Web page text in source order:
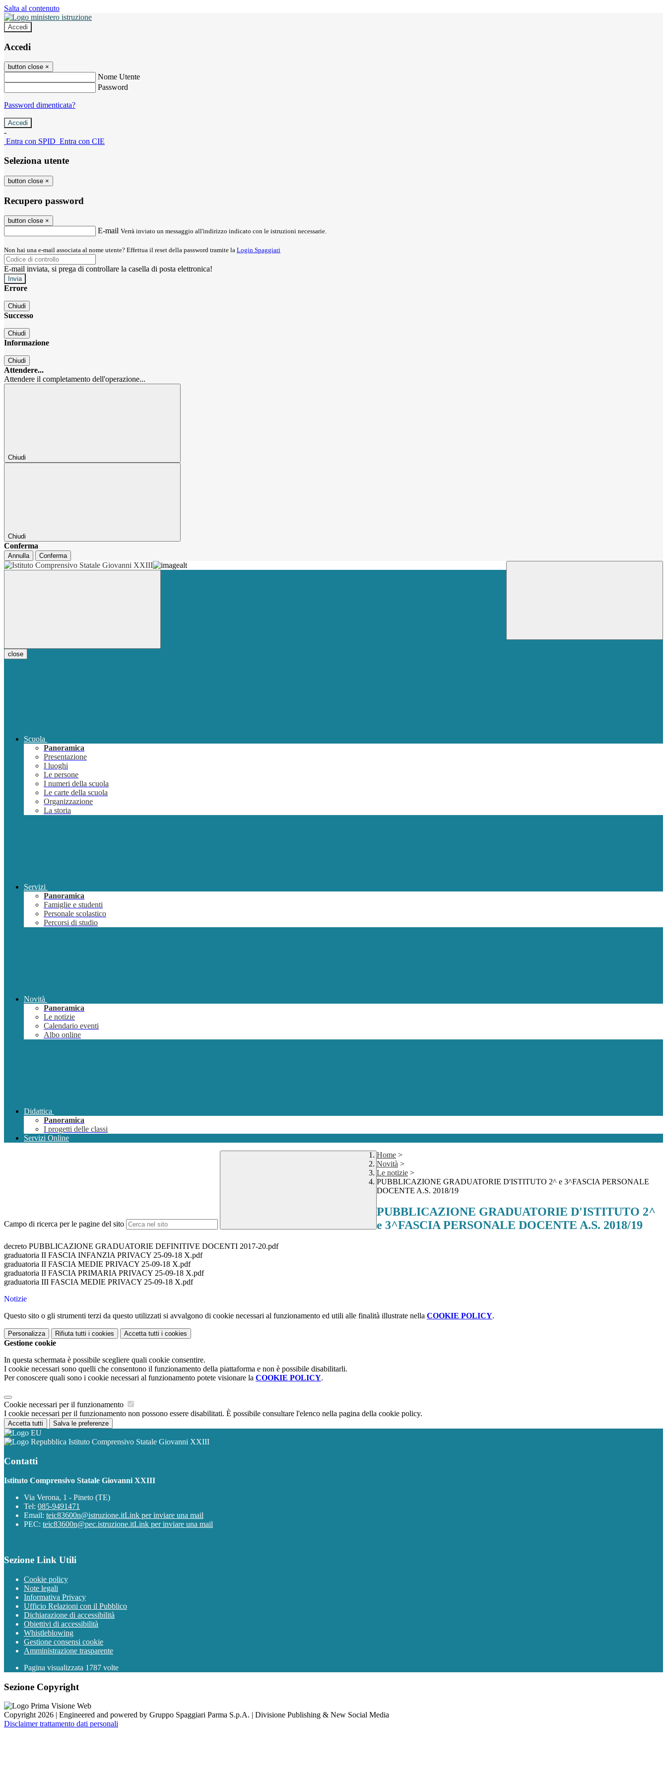
Salta al contenuto
Accedi
Accedi
button close ×
Nome Utente
Password
Password dimenticata?
-
Entra con SPID Entra con CIE
Seleziona utente
button close ×
Recupero password
button close ×
E-mail Verrà inviato un messaggio all'indirizzo indicato con le istruzioni necessarie.
Non hai una e-mail associata al nome utente? Effettua il reset della password tramite la Login Spaggiari
E-mail inviata, si prega di controllare la casella di posta elettronica!
Errore
Chiudi
Successo
Chiudi
Informazione
Chiudi
Attendere...
Attendere il completamento dell'operazione...
Chiudi
Chiudi
Conferma
Annulla Conferma
close
Scuola
Panoramica
Presentazione
I luoghi
Le persone
I numeri della scuola
Le carte della scuola
Organizzazione
La storia
Servizi
Panoramica
Famiglie e studenti
Personale scolastico
Percorsi di studio
Novità
Panoramica
Le notizie
Calendario eventi
Albo online
Didattica
Panoramica
I progetti delle classi
Servizi Online
Campo di ricerca per le pagine del sito
Home >
Novità >
Le notizie >
PUBBLICAZIONE GRADUATORIE D'ISTITUTO 2^ e 3^FASCIA PERSONALE
DOCENTE A.S. 2018/19
PUBBLICAZIONE GRADUATORIE D'ISTITUTO 2^
e 3^FASCIA PERSONALE DOCENTE A.S. 2018/19
decreto PUBBLICAZIONE GRADUATORIE DEFINITIVE DOCENTI 2017-20.pdf
graduatoria II FASCIA INFANZIA PRIVACY 25-09-18 X.pdf
graduatoria II FASCIA MEDIE PRIVACY 25-09-18 X.pdf
graduatoria II FASCIA PRIMARIA PRIVACY 25-09-18 X.pdf
graduatoria III FASCIA MEDIE PRIVACY 25-09-18 X.pdf
Notizie
Questo sito o gli strumenti terzi da questo utilizzati si avvalgono di cookie necessari al funzionamento ed utili alle finalità illustrate nella COOKIE POLICY.
Personalizza Rifiuta tutti i cookies Accetta tutti i cookies
Gestione cookie
In questa schermata è possibile scegliere quali cookie consentire.
I cookie necessari sono quelli che consentono il funzionamento della piattaforma e non è possibile disabilitarli.
Per conoscere quali sono i cookie necessari al funzionamento potete visionare la COOKIE POLICY.
Cookie necessari per il funzionamento
I cookie necessari per il funzionamento non possono essere disabilitati. È possibile consultare l'elenco nella pagina della cookie policy.
Accetta tutti Salva le preferenze
Istituto Comprensivo Statale Giovanni XXIII
Contatti
Istituto Comprensivo Statale Giovanni XXIII
Via Verona, 1 - Pineto (TE)
Tel: 085-9491471
Email: teic83600n@istruzione.itLink per inviare una mail
PEC: teic83600n@pec.istruzione.itLink per inviare una mail
Sezione Link Utili
Cookie policy
Note legali
Informativa Privacy
Ufficio Relazioni con il Pubblico
Dichiarazione di accessibilità
Obiettivi di accessibilità
Whistleblowing
Gestione consensi cookie
Amministrazione trasparente
Pagina visualizzata 1787 volte
Sezione Copyright
Copyright 2026 | Engineered and powered by Gruppo Spaggiari Parma S.p.A. | Divisione Publishing & New Social Media
Disclaimer trattamento dati personali